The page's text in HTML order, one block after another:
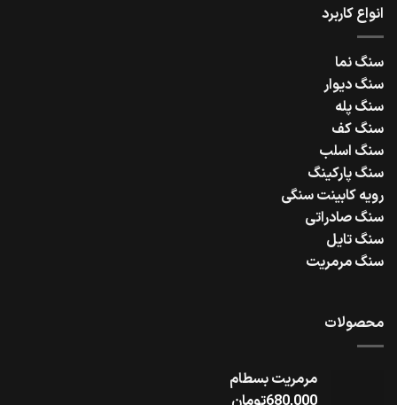
انواع کاربرد
سنگ نما
سنگ دیوار
سنگ پله
سنگ کف
سنگ اسلب
سنگ پارکینگ
رویه کابینت سنگی
سنگ صادراتی
سنگ تایل
سنگ مرمریت
محصولات
مرمریت بسطام